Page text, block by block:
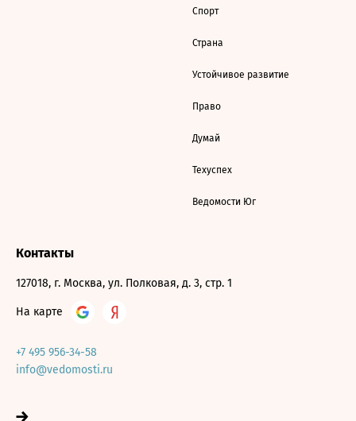
Спорт
Страна
Устойчивое развитие
Право
Думай
Техуспех
Ведомости Юг
Контакты
127018, г. Москва, ул. Полковая, д. 3, стр. 1
На карте
+7 495 956-34-58
info@vedomosti.ru